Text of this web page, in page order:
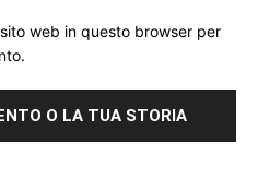
web in questo browser per